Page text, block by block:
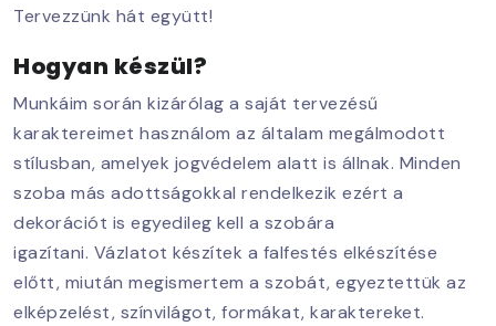
Tervezzünk hát együtt!
Hogyan készül?
Munkáim során kizárólag a saját tervezésű
karaktereimet használom az általam megálmodott
stílusban, amelyek jogvédelem alatt is állnak. Minden
szoba más adottságokkal rendelkezik ezért a
dekorációt is egyedileg kell a szobára
igazítani. Vázlatot készítek a falfestés elkészítése
előtt, miután megismertem a szobát, egyeztettük az
elképzelést, színvilágot, formákat, karaktereket.